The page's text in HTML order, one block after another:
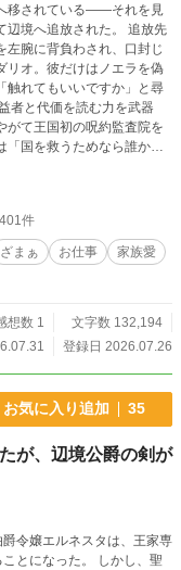
移されている――それを見
辺境へ追放された。 追放先
左腕に背負わされ、口封じ
リオ。彼だけはノエラを偽
触れてもいいですか」と尋
者と代価を読む力を武器
がて王国初の呪約監査院を
「国を救うためなら誰かを
が次々と現れて――。 追放
しつけられた運命をほど
までの異世界恋愛ファン
その奇跡は、
れた偽聖女は、王家の傷を
版です。7話までは短編と
からお読みください。 htt
件
ざまぁ お仕事
家族愛
想数 1
文字数 132,194
登録日 2026.07.26
お気に入り追加 35
が、辺境公爵の剣が
令嬢エルネスタは、王家専
た。 しかし、聖